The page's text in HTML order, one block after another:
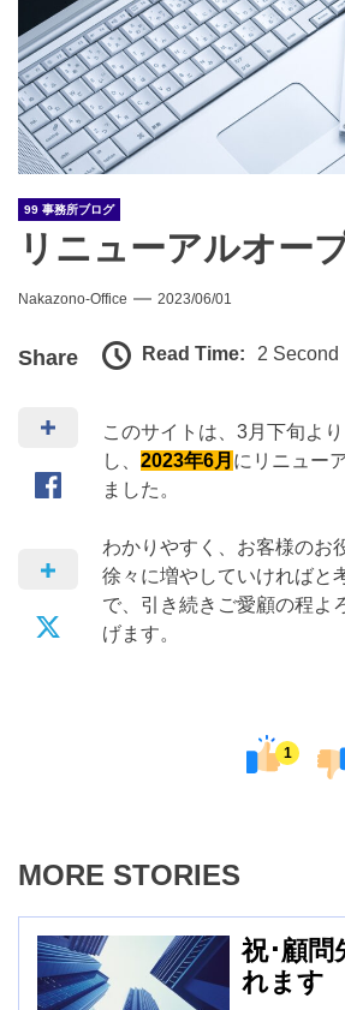
99 事務所ブログ
リニューアルオー
Nakazono-Office 2023/06/01
Share Read Time: 2 Second
このサイトは、3月下旬よ
し、 2023年6月 にリニュー
ました。
わかりやすく、お客様のお
徐々に増やしていければと
で、引き続きご愛顧の程よ
げます。
1
MORE STORIES
祝･顧問
れます